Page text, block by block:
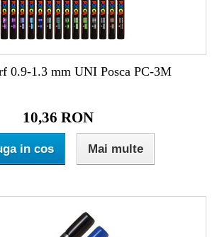
0.9-1.3 mm UNI Posca PC-3M
10,36 RON
in cos Mai multe